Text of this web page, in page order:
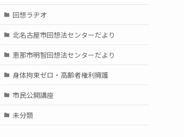
回想ラヂオ
北名古屋市回想法センターだより
恵那市明智回想法センターだより
身体拘束ゼロ・高齢者権利擁護
市民公開講座
未分類